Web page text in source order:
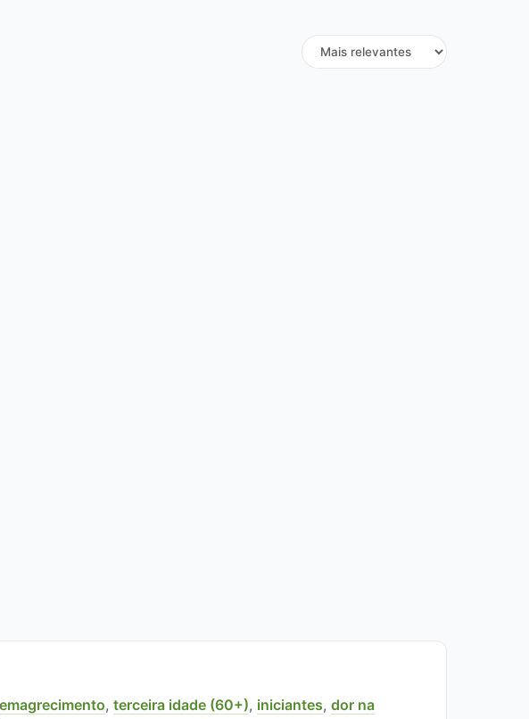
emagrecimento, terceira idade (60+), iniciantes, dor na